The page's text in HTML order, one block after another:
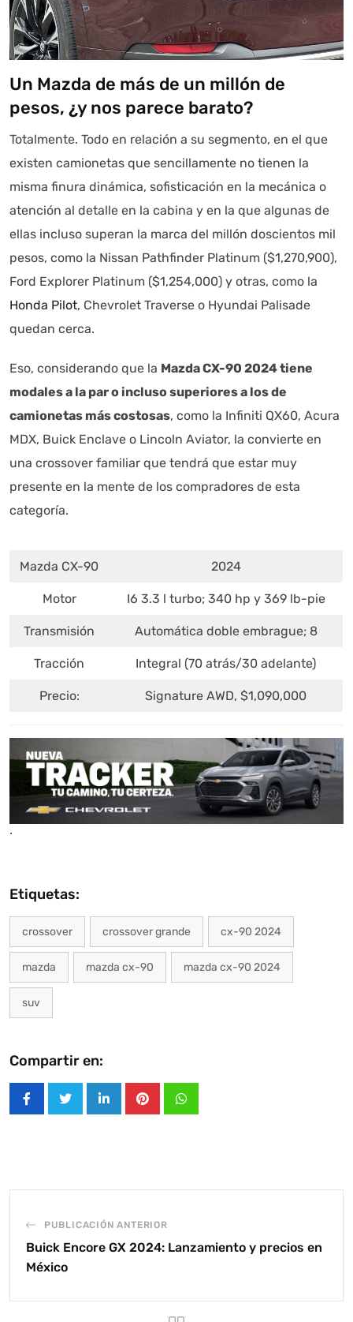
Un Mazda de más de un millón de
pesos, ¿y nos parece barato?
Totalmente. Todo en relación a su segmento, en el que
existen camionetas que sencillamente no tienen la
misma finura dinámica, sofisticación en la mecánica o
atención al detalle en la cabina y en la que algunas de
ellas incluso superan la marca del millón doscientos mil
pesos, como la Nissan Pathfinder Platinum ($1,270,900),
Ford Explorer Platinum ($1,254,000) y otras, como la
Honda Pilot, Chevrolet Traverse o Hyundai Palisade
quedan cerca.
Eso, considerando que la Mazda CX-90 2024 tiene
modales a la par o incluso superiores a los de
camionetas más costosas, como la Infiniti QX60, Acura
MDX, Buick Enclave o Lincoln Aviator, la convierte en
una crossover familiar que tendrá que estar muy
presente en la mente de los compradores de esta
categoría.
Mazda CX-90 2024
Motor I6 3.3 l turbo; 340 hp y 369 lb-pie
Transmisión Automática doble embrague; 8
Tracción Integral (70 atrás/30 adelante)
Precio: Signature AWD, $1,090,000
.
Etiquetas:
crossover crossover grande cx-90 2024
mazda mazda cx-90 mazda cx-90 2024
suv
Compartir en:
LinkedInPinterestWhatsapp
PUBLICACIÓN ANTERIOR
Buick Encore GX 2024: Lanzamiento y precios en
México